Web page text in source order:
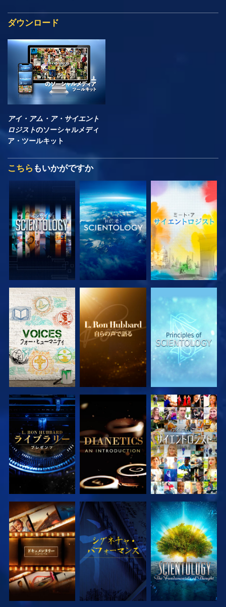
ダウンロード
アイ・アム・ア・サイエント
ロジストのソーシャルメディ
ア・ツールキット
こちら もいかがですか
シリーズを探求 シリーズを探求 シリーズを探求
シリーズを探求 シリーズを探求 観る
シリーズを探求 観る シリーズを探求